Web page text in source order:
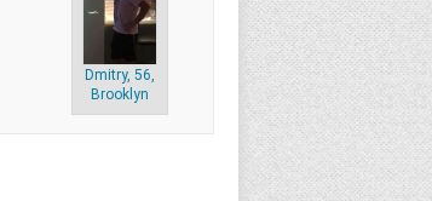
Dmitry, 56,
Brooklyn